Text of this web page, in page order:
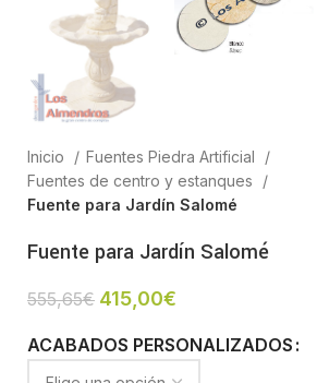
Inicio
Fuentes Piedra Artificial
Fuentes de centro y estanques
Fuente para Jardín Salomé
Fuente para Jardín Salomé
555,65€ 415,00€
ACABADOS PERSONALIZADOS